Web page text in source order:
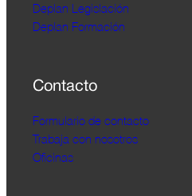
Deplan Legislación
Deplan Formación
Contacto
Formulario de contacto
Trabaja con nosotros
Oficinas